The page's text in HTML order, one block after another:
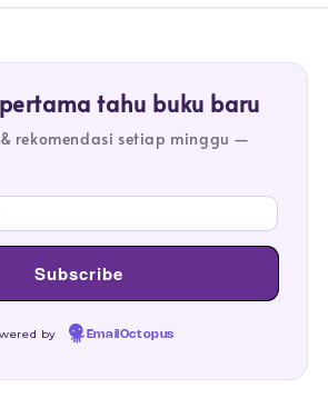
tahu buku baru
rekomendasi setiap minggu —
by EmailOctopus